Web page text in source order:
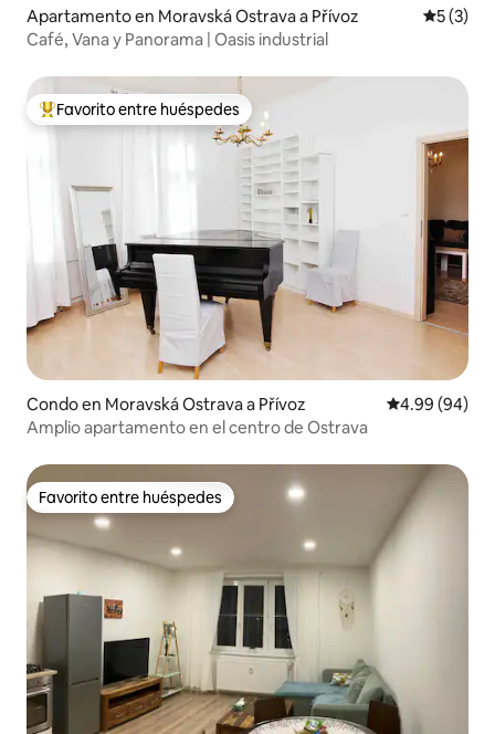
Apartamento en Moravská Ostrava a Přívoz
5 (3)
Café, Vana y Panorama | Oasis industrial
Favorito entre huéspedes preferido
Favorito entre huéspedes
Condo en Moravská Ostrava a Přívoz Calificación
4.99 (94)
Amplio apartamento en el centro de Ostrava
Favorito entre huéspedes
Favorito entre huéspedes